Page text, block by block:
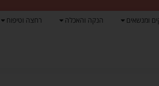
ומנשאים הנקה והאכלה רחצה וטיפוח